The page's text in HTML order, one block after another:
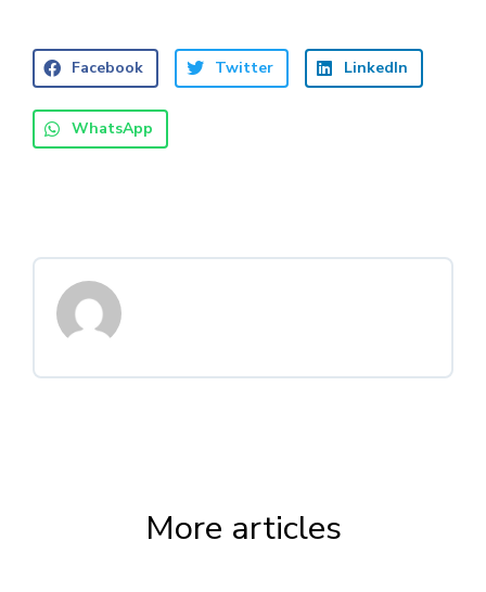
Facebook Twitter LinkedIn
WhatsApp
More articles